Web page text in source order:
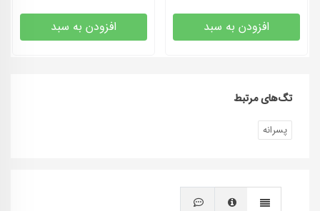
افزودن به سبد افزودن به سبد
تگ‌های مرتبط
پسرانه